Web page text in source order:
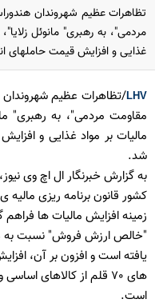
تظاهرات عظیم شهروندان
مردمی"، به رهبری" مانوئل
غذایی و افزایش قیمت حاملهای
LHV
/تظاهرات عظیم
مقاومت مردمی"، به رهبری"
مالیات بر مواد غذایی و
شد.
کشور قانون برنامه ریزی
"خالص ارزش فروش" نسبت به
یافته است و افزون بر آن،
های 70 قلم از کالاهای
است.